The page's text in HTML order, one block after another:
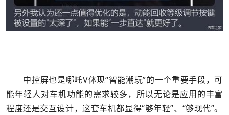
中控屏也是哪吒V体现“智能潮玩”的一个重要手段，可
能年轻人对车机功能的需求较多，所以无论是应用的丰富
程度还是交互设计，这套车机都显得“够年轻”、“够现代”。